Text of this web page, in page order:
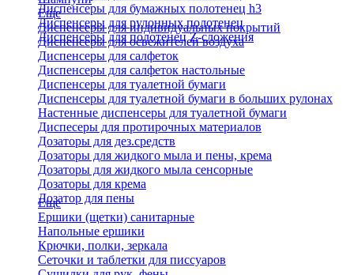
Диспенсеры для бумажных полотенец h3
Диспенсеры для рулонных полотенец
Диспенсеры для полотенец Z-сложения
Еще
Диспенсеры для индивидуальных покрытий
Диспенсеры для освежителей воздуха
Диспенсеры для салфеток
Диспенсеры для салфеток настольные
Диспенсеры для туалетной бумаги
Диспенсеры для туалетной бумаги в больших рулонах
Настенные диспенсеры для туалетной бумаги
Диспесеры для протирочных материалов
Дозаторы для дез.средств
Дозаторы для жидкого мыла и пены, крема
Дозаторы для жидкого мыла сенсорные
Дозаторы для крема
Дозатор для пены
Еще
Ершики (щетки) санитарные
Напольные ершики
Крючки, полки, зеркала
Сеточки и таблетки для писсуаров